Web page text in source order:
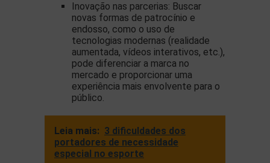
Inovação nas parcerias: Buscar
novas formas de patrocínio e
endosso, como o uso de
tecnologias modernas (realidade
aumentada, vídeos interativos, etc.),
pode diferenciar a marca no
mercado e proporcionar uma
experiência mais envolvente para o
público.
Leia mais: 3 dificuldades dos
portadores de necessidade
especial no esporte